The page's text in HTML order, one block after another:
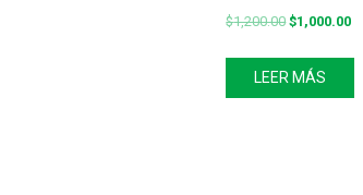
$1,200.00 $1,000.00
LEER MÁS